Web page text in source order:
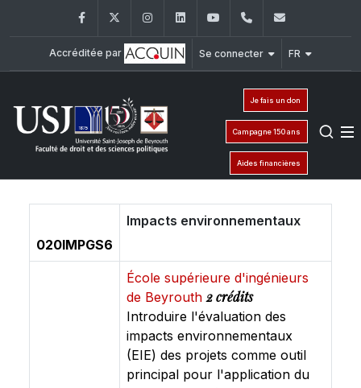
FacebookTwitter InstagramLinkedInYouTube+961 (1) 421 432
Accréditée par Se connecter FR
Je fais un don
Campagne 150 ans
Aides financières
020IMPGS6
Impacts environnementaux
École supérieure d'ingénieurs
de Beyrouth2 crédits
Introduire l'évaluation des
impacts environnementaux
(EIE) des projets comme outil
principal pour l'application du